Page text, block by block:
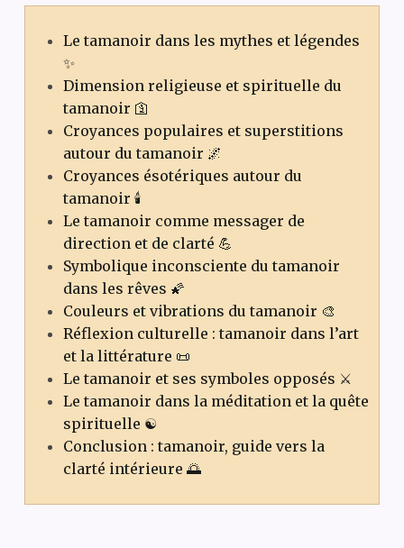
Le tamanoir dans les mythes et légendes
✨
Dimension religieuse et spirituelle du
tamanoir 🛐
Croyances populaires et superstitions
autour du tamanoir 🌌
Croyances ésotériques autour du
tamanoir 🕯️
Le tamanoir comme messager de
direction et de clarté 💪
Symbolique inconsciente du tamanoir
dans les rêves 🌠
Couleurs et vibrations du tamanoir 🎨
Réflexion culturelle : tamanoir dans l’art
et la littérature 📜
Le tamanoir et ses symboles opposés ⚔️
Le tamanoir dans la méditation et la quête
spirituelle ☯️
Conclusion : tamanoir, guide vers la
clarté intérieure 🌅